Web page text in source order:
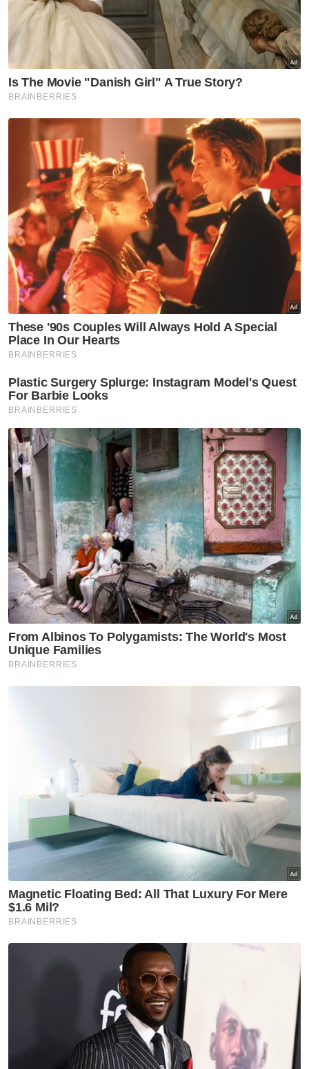
Muat turun aplikasi Sinar Harian.Klik di sini!
Sistem Pendidikan
Fadhlina Sidek
Pelan Pendidikan
Pelan Pembangunan Pendidikan Masa Depan
Malaysia 2026 2036
Artikel Disyorkan
Nasional
Bekas Ketua Hakim Negara,
Eusoff Chin meninggal dunia
Nasional
Mendepani ajaran sesat:
Antara realiti, sejarah dan
cabaran zaman moden
Nasional
Dari sawah ke meja makan
Smart Amil lonjak kutipan
zakat digital hampir 10 kali